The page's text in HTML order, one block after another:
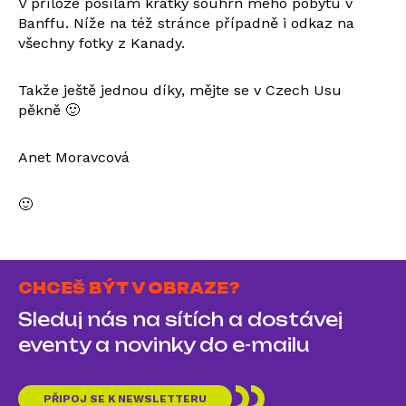
Banffu. Níže na též stránce případně i odkaz na
všechny fotky z Kanady.
Takže ještě jednou díky, mějte se v Czech Usu
pěkně 🙂
Anet Moravcová
🙂
CHCEŠ BÝT V OBRAZE?
Sleduj nás na sítích a dostávej
eventy a novinky do e-mailu
PŘIPOJ SE K NEWSLETTERU